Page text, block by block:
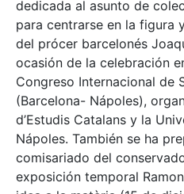
dedicada al asunto de
para centrarse en la figura
del prócer barcelonés
ocasión de la celebración
Congreso Internacional de
(Barcelona- Nápoles),
d’Estudis Catalans y la
Nápoles. También se ha
comisariado del
exposición temporal